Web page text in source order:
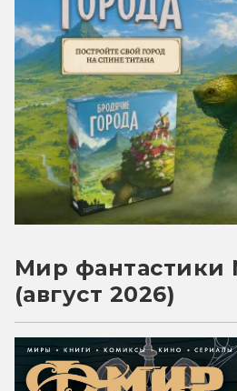
Мир фантастики
(август 2026)